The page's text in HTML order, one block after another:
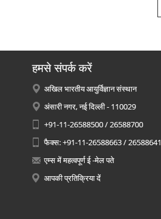
हमसे संपर्क करें
अखिल भारतीय आयुर्विज्ञान संस्थान
अंसारी नगर, नई दिल्ली - 110029
+91-11-26588500 / 26588700
फैक्स: +91-11-26588663 / 26588641
एम्स में महत्वपूर्ण ई -मेल पते
आपकी प्रतिक्रिया दें